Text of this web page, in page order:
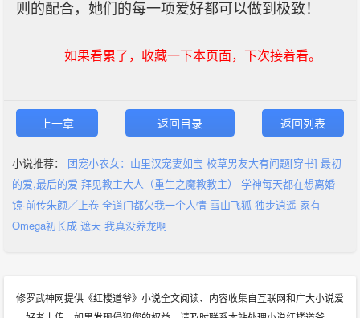
则的配合，她们的每一项爱好都可以做到极致！
如果看累了，收藏一下本页面，下次接着看。
上一章 返回目录 返回列表
小说推荐： 团宠小农女：山里汉宠妻如宝 校草男友大有问题[穿书] 最初
的爱,最后的爱 拜见教主大人（重生之魔教教主）
学神每天都在想离婚
镜·前传朱颜／上卷 全道门都欠我一个人情 雪山飞狐 独步逍遥 家有
Omega初长成 遮天 我真没养龙啊
修罗武神网提供《红楼道爷》小说全文阅读、内容收集自互联网和广大小说爱